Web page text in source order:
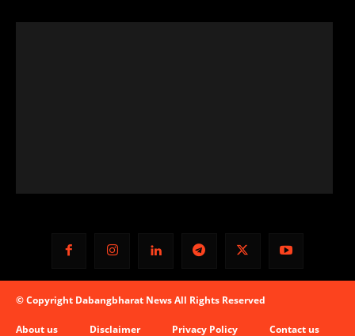
© Copyright Dabangbharat News All Rights Reserved
About us Disclaimer Privacy Policy Contact us